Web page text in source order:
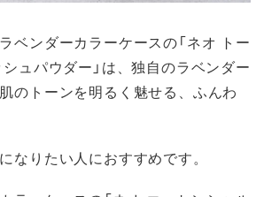
ベンダーカラーケースの「ネオ トー
ュパウダー」は、独自のラベンダー
のトーンを明るく魅せる、ふんわ
なりたい人におすすめです。